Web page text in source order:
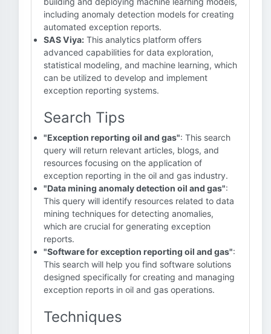
including anomaly detection models for creating
automated exception reports.
SAS Viya: This analytics platform offers
advanced capabilities for data exploration,
statistical modeling, and machine learning, which
can be utilized to develop and implement
exception reporting systems.
Search Tips
"Exception reporting oil and gas": This search
query will return relevant articles, blogs, and
resources focusing on the application of
exception reporting in the oil and gas industry.
"Data mining anomaly detection oil and gas":
This query will identify resources related to data
mining techniques for detecting anomalies,
which are crucial for generating exception
reports.
"Software for exception reporting oil and gas":
This search will help you find software solutions
designed specifically for creating and managing
exception reports in oil and gas operations.
Techniques